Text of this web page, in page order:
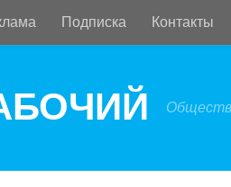
Подписка Контакты